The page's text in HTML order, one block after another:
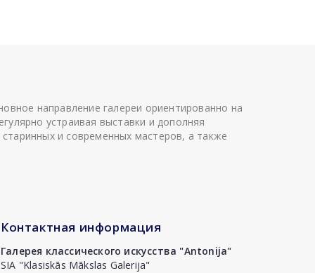
направление галереи ориентированно на
устраивая выставки и дополняя
и современных мастеров, а также
Контактная информация
Галерея классического искусства "Antonija"
SIA "Klasiskās Mākslas Galerija"